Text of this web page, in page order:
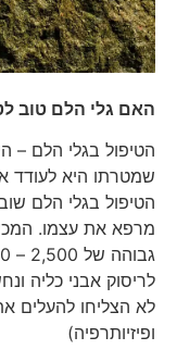
האם גלי הלם טוב
שמטרתו היא לעודד
הטיפול בגלי הלם
מרפא את עצמו.
לריסוק אבני כליה
לא הצליחו להעלים
ופיזיותרפיה)